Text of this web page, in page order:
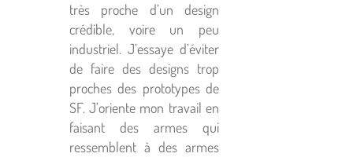
très proche d’un design
crédible, voire un peu
industriel. J’essaye d’éviter
de faire des designs trop
proches des prototypes de
SF. J’oriente mon travail en
faisant des armes qui
ressemblent à des armes